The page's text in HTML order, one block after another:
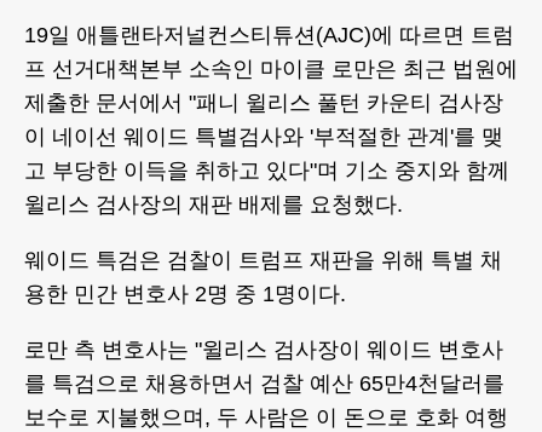
19일 애틀랜타저널컨스티튜션(AJC)에 따르면 트럼
프 선거대책본부 소속인 마이클 로만은 최근 법원에
제출한 문서에서 "패니 윌리스 풀턴 카운티 검사장
이 네이선 웨이드 특별검사와 '부적절한 관계'를 맺
고 부당한 이득을 취하고 있다"며 기소 중지와 함께
윌리스 검사장의 재판 배제를 요청했다.
웨이드 특검은 검찰이 트럼프 재판을 위해 특별 채
용한 민간 변호사 2명 중 1명이다.
로만 측 변호사는 "윌리스 검사장이 웨이드 변호사
를 특검으로 채용하면서 검찰 예산 65만4천달러를
보수로 지불했으며, 두 사람은 이 돈으로 호화 여행